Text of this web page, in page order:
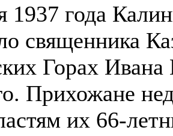
1937 года
священника
Горах Ивана
Прихожане
их 66-